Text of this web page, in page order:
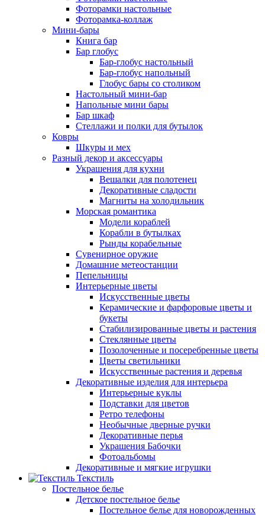
Фоторамки настольные
Фоторамка-коллаж
Мини-бары
Книга бар
Бар глобус
Бар-глобус настольный
Бар-глобус напольный
Глобус бары со столиком
Настольный мини-бар
Напольные мини бары
Бар шкаф
Стеллажи и полки для бутылок
Ковры
Шкуры и мех
Разный декор и аксессуары
Украшения для кухни
Вешалки для полотенец
Декоративные сладости
Магниты на холодильник
Морская романтика
Модели кораблей
Корабли в бутылках
Рынды корабельные
Сувенирное оружие
Домашние метеостанции
Пепельницы
Интерьерные цветы
Искусственные цветы
Керамические и фарфоровые цветы и
букеты
Стабилизированные цветы и растения
Стеклянные цветы
Позолоченные и посеребренные цветы
Цветы светильники
Искусственные растения и деревья
Декоративные изделия для интерьера
Интерьерные куклы
Подставки для цветов
Ретро телефоны
Необычные дверные ручки
Декоративные перья
Украшения Бабочки
Фотоальбомы
Декоративные и мягкие игрушки
Текстиль
Постельное белье
Детское постельное белье
Постельное белье для новорожденных